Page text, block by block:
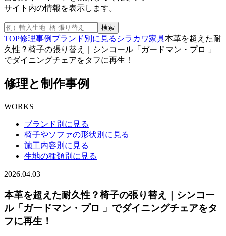
サイト内の情報を表示します。
検索
TOP修理事例 ブランド別に見る シラカワ家具本革を超えた耐
久性？椅子の張り替え｜シンコール「ガードマン・プロ 」
でダイニングチェアをタフに再生！
修理と制作事例
WORKS
ブランド別に見る
椅子やソファの形状別に見る
施工内容別に見る
生地の種類別に見る
2026.04.03
本革を超えた耐久性？椅子の張り替え｜シンコー
ル「ガードマン・プロ 」でダイニングチェアをタ
フに再生！